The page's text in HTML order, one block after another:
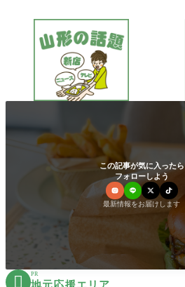
この記事が気に入ったら
フォローしよう
最新情報をお届けします
 PR
地元応援エリア